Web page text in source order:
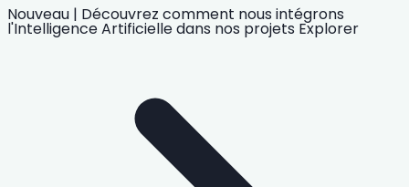
Nouveau | Découvrez comment nous intégrons
l'Intelligence Artificielledans nos projets Explorer